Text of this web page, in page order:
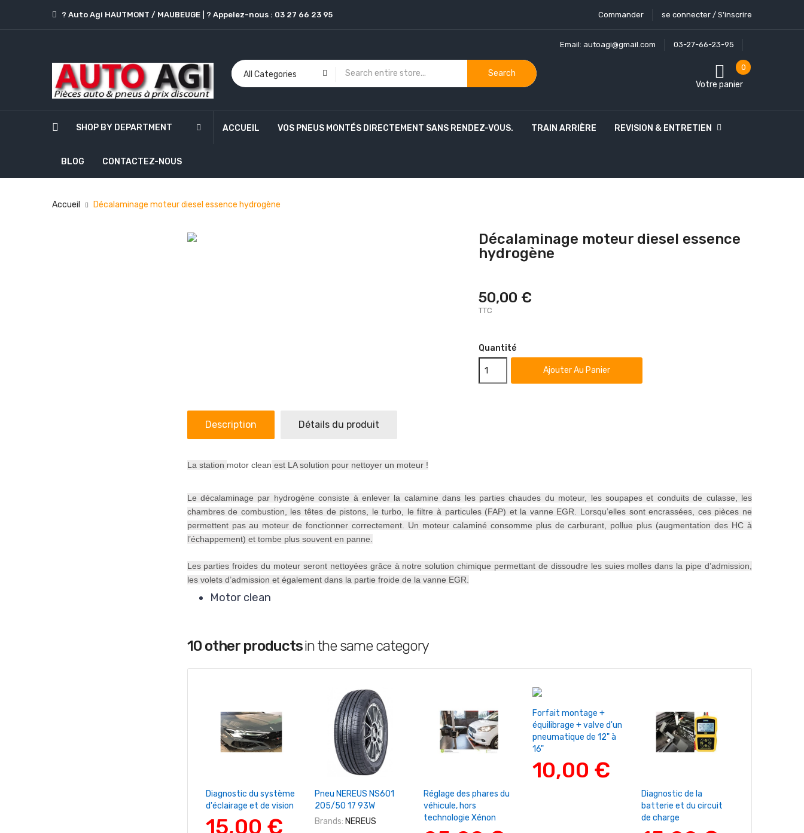
? Auto Agi HAUTMONT / MAUBEUGE ? Appelez-nous : 03 27 66 23 95 se connecter / S'inscrire
Commander
03-27-66-23-95
Email: autoagi@gmail.com
Search
0
Votre panier
SHOP BY DEPARTMENT ACCUEIL VOS PNEUS MONTÉS DIRECTEMENT SANS RENDEZ-VOUS. TRAIN ARRIÈRE REVISION & ENTRETIEN
BLOG CONTACTEZ-NOUS
Accueil Décalaminage moteur diesel essence hydrogène
Décalaminage moteur diesel essence
hydrogène
50,00 €
TTC
Quantité
Ajouter Au Panier
Description Détails du produit
La station motor clean est LA solution pour nettoyer un moteur !
Le décalaminage par hydrogène consiste à enlever la calamine dans les parties chaudes du moteur, les soupapes et conduits de culasse, les
chambres de combustion, les têtes de pistons, le turbo, le filtre à particules (FAP) et la vanne EGR. Lorsqu’elles sont encrassées, ces pièces ne
permettent pas au moteur de fonctionner correctement. Un moteur calaminé consomme plus de carburant, pollue plus (augmentation des HC à
l’échappement) et tombe plus souvent en panne.
Les parties froides du moteur seront nettoyées grâce à notre solution chimique permettant de dissoudre les suies molles dans la pipe d’admission,
les volets d’admission et également dans la partie froide de la vanne EGR.
Motor clean
10 other productsin the same category
+ Ajouter Au Panier
Diagnostic du système
d'éclairage et de vision
15,00 €
+ Ajouter Au Panier
Pneu NEREUS NS601
205/50 17 93W
Brands: NEREUS
+ Ajouter Au Panier
Réglage des phares du
véhicule, hors
technologie Xénon
+ Ajouter Au Panier
Forfait montage +
équilibrage + valve d'un
pneumatique de 12" à
16"
10,00 €
+ Ajouter Au Panier
Diagnostic de la
batterie et du circuit
de charge